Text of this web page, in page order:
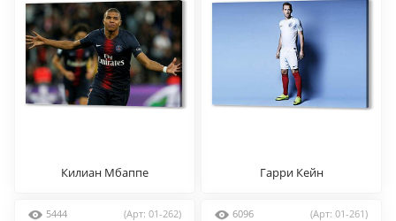
Килиан Мбаппе Гарри Кейн
5444 (Арт: 01-262) 6096 (Арт: 01-261)